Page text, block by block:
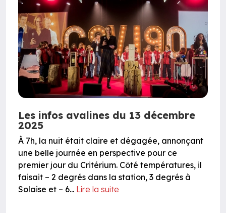
Les infos avalines du 13 décembre
2025
À 7h, la nuit était claire et dégagée, annonçant
une belle journée en perspective pour ce
premier jour du Critérium. Côté températures, il
faisait – 2 degrés dans la station, 3 degrés à
Solaise et – 6... Lire la suite